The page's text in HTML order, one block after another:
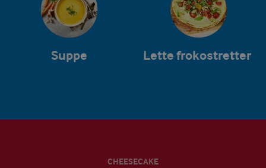
Suppe Lette frokostretter
CHEESECAKE